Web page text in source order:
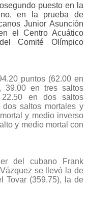
puesto en la
en la prueba de
Junior Asunción
el Centro Acuático
Comité Olímpico
puntos (62.00 en
39.00 en tres saltos
en dos saltos
saltos mortales y
y medio inverso
y medio mortal con
del cubano Frank
se llevó la de
Tovar (359.75), la de